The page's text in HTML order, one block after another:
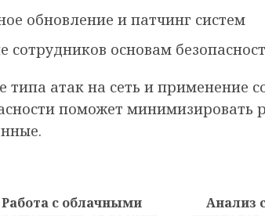
обновление и патчинг систем
сотрудников основам
типа атак на сеть и применение
поможет минимизировать
Работа с облачными
Анализ